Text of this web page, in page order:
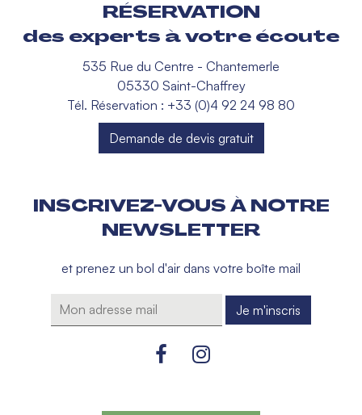
RÉSERVATION
des experts à votre écoute
535 Rue du Centre - Chantemerle
05330 Saint-Chaffrey
Tél. Réservation : +33 (0)4 92 24 98 80
Demande de devis gratuit
INSCRIVEZ-VOUS À NOTRE
NEWSLETTER
et prenez un bol d'air dans votre boîte mail